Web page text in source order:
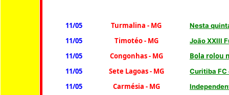
11/05 Turmalina - MG Nesta
11/05 Timotéo - MG João XXIII
11/05 Congonhas- MG
Bola rolou
11/05
Sete Lagoas - MG Curitiba FC
11/05 Carmésia - MG